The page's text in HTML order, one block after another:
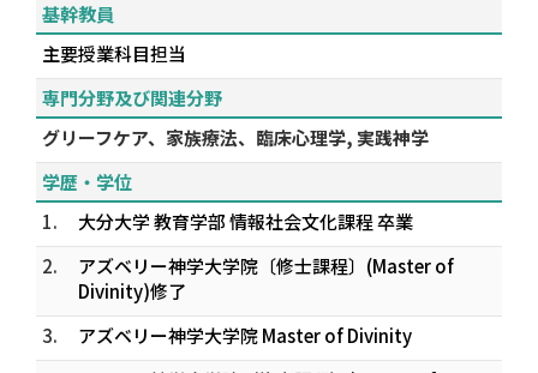
基幹教員
主要授業科目担当
専門分野及び関連分野
グリーフケア、家族療法、臨床心理学, 実践神学
学歴・学位
1.
大分大学 教育学部 情報社会文化課程 卒業
2.
アズベリー神学大学院〔修士課程〕(Master of
Divinity)修了
3.
アズベリー神学大学院 Master of Divinity